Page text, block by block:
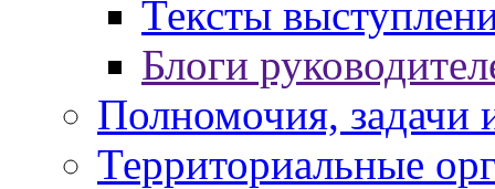
Тексты
Блоги
Полномочия, задачи
Территориальные